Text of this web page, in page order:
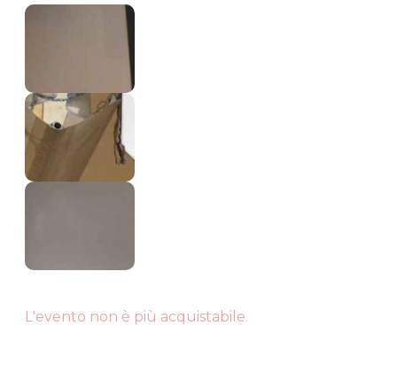
L'evento non è più acquistabile.